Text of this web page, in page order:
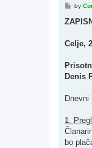
P
s
by
Celje,
Denis
Dnevni
1.
bo